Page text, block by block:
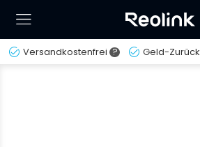
Versandkostenfrei ? Geld-Zurück